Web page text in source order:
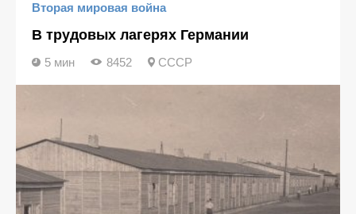
Вторая мировая война
В трудовых лагерях Германии
5 мин 8452 СССР